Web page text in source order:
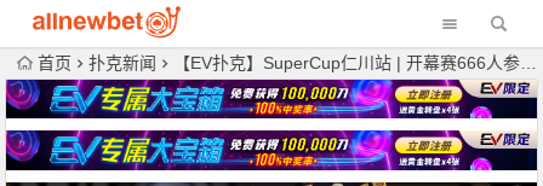
首页 扑克新闻 【EV扑克】SuperCup仁川站 | 开幕赛666人参赛83人晋级，龙镇涛领跑中国选手冲击决赛圈；女士赛1吸睛登场！